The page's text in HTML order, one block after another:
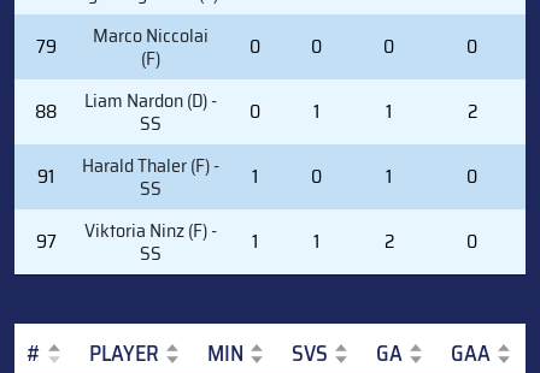
79
Marco Niccolai
(F) 0 0 0 0
88 Liam Nardon (D) -
SS 0 1 1 2
91 Harald Thaler (F) -
SS 1 0 1 0
97 Viktoria Ninz (F) -
SS 1 1 2 0
# PLAYER MIN SVS GA GAA